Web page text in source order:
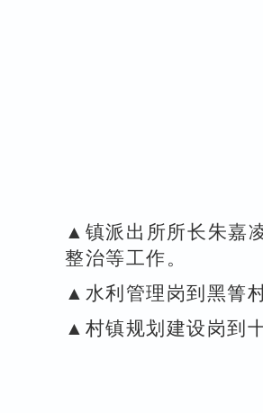
▲镇派出所所长朱嘉
整治等工作。
▲水利管理岗到黑箐
▲村镇规划建设岗到